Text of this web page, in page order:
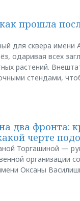
прошла
для сквера имени
одаривая всех
растений.
стендами,
два фронта:
черте
Торгашиной —
организации
Оксаны